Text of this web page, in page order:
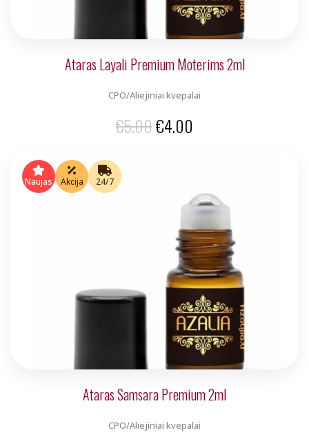
Ataras Layali Premium Moterims 2ml
CPO/Aliejiniai kvepalai
€5.00Original
€5.00.
€4.00
€4.00.
Naujas Akcija 24/7
Ataras Samsara Premium 2ml
CPO/Aliejiniai kvepalai